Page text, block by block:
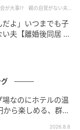
円/泊～
たい出張や2人
しないため、静
。
が大事!? 親の自覚がない夫を
だよ」いつまでも子
夫【離婚後同居 Vo
場なのにホテルの温
ら楽しめる、群馬
2026.8.8